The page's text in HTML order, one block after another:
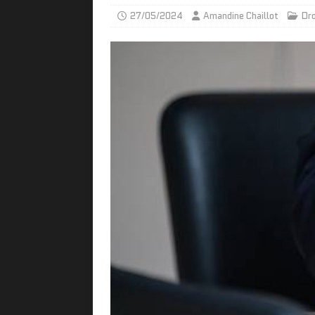
27/05/2024 Amandine Chaillot